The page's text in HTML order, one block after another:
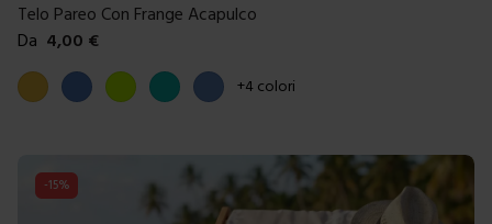
Telo Pareo Con Frange Acapulco
Da 4,00 €
Colori disponibili
Giallo Blue Verde acido
TiffanyBlu denim
+4 colori
-15%